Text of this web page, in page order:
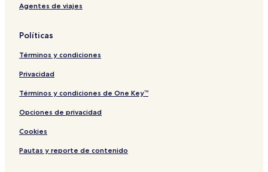
Agentes de viajes
Políticas
Términos y condiciones
Privacidad
Términos y condiciones de One Key™
Opciones de privacidad
Cookies
Pautas y reporte de contenido